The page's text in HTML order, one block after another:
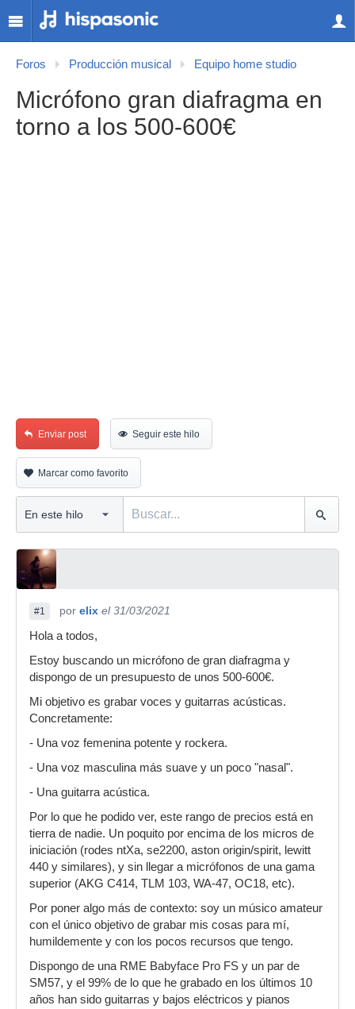
Foros Producción musical Equipo home studio
Micrófono gran diafragma en
torno a los 500-600€
Enviar post Seguir este hilo
Marcar como favorito
#1 por elix el 31/03/2021
Hola a todos,
Estoy buscando un micrófono de gran diafragma y
dispongo de un presupuesto de unos 500-600€.
Mi objetivo es grabar voces y guitarras acústicas.
Concretamente:
- Una voz femenina potente y rockera.
- Una voz masculina más suave y un poco "nasal".
- Una guitarra acústica.
Por lo que he podido ver, este rango de precios está en
tierra de nadie. Un poquito por encima de los micros de
iniciación (rodes ntXa, se2200, aston origin/spirit, lewitt
440 y similares), y sin llegar a micrófonos de una gama
superior (AKG C414, TLM 103, WA-47, OC18, etc).
Por poner algo más de contexto: soy un músico amateur
con el único objetivo de grabar mis cosas para mí,
humildemente y con los pocos recursos que tengo.
Dispongo de una RME Babyface Pro FS y un par de
SM57, y el 99% de lo que he grabado en los últimos 10
años han sido guitarras y bajos eléctricos y pianos